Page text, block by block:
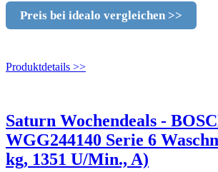
Preis bei idealo vergleichen >>
Produktdetails >>
Saturn Wochendeals -
WGG244140 Serie 6
kg, 1351 U/Min., A)